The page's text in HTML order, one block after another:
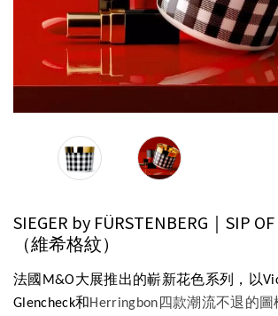
SIEGER by FÜRSTENBERG｜SIP
（維希格紋）
法國M&O大展推出的嶄新花色系列，以
Glencheck和Herringbon 四款潮流不退的圖